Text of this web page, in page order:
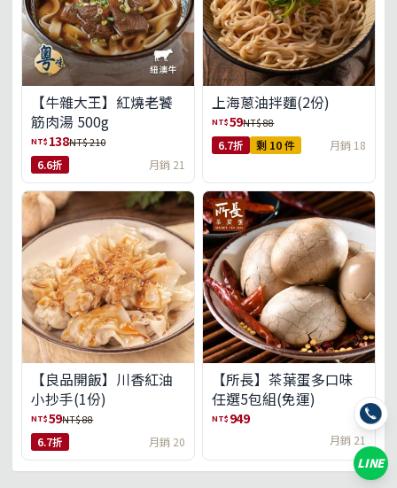
【牛雜大王】紅燒老饕
筋肉湯 500g
NT$ 138NT$ 210
6.6折 月銷 21
上海蔥油拌麵(2份)
NT$59NT$ 88
6.7折 剩 10 件 月銷 18
【良品開飯】川香紅油
小抄手(1份)
NT$59NT$ 88
6.7折 月銷 20
【所長】茶葉蛋多口味
任選5包組(免運)
NT$ 949
月銷 21
LINE